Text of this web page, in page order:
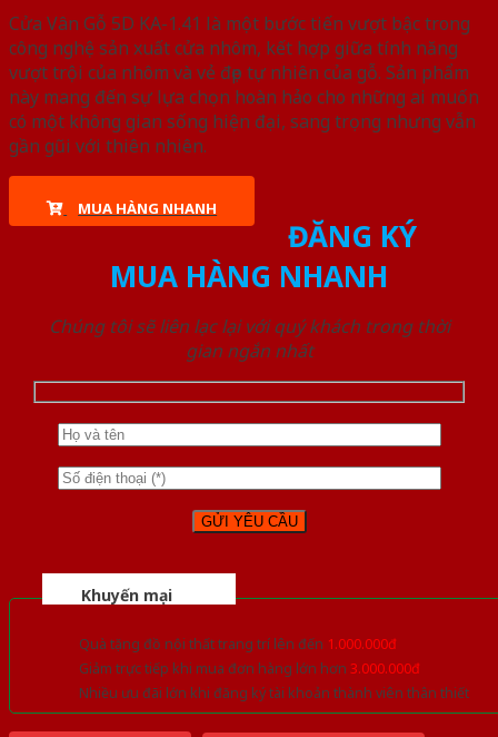
Cửa Vân Gỗ 5D KA-1.41 là một bước tiến vượt bậc trong
công nghệ sản xuất cửa nhôm, kết hợp giữa tính năng
vượt trội của nhôm và vẻ đẹp tự nhiên của gỗ. Sản phẩm
này mang đến sự lựa chọn hoàn hảo cho những ai muốn
có một không gian sống hiện đại, sang trọng nhưng vẫn
gần gũi với thiên nhiên.
MUA HÀNG NHANH
ĐĂNG KÝ
MUA HÀNG NHANH
Chúng tôi sẽ liên lạc lại với quý khách trong thời
gian ngắn nhất
Khuyến mại
Quà tặng đồ nội thất trang trí lên đến 1.000.000đ
Giảm trực tiếp khi mua đơn hàng lớn hơn 3.000.000đ
Nhiều ưu đãi lớn khi đăng ký tài khoản thành viên thân thiết